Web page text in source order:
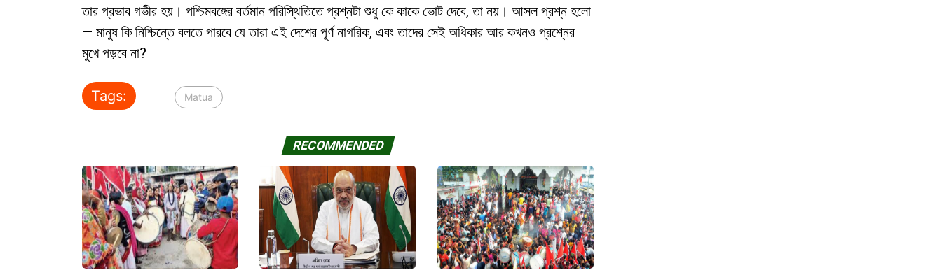
তার প্রভাব গভীর হয়। পশ্চিমবঙ্গের বর্তমান পরিস্থিতিতে প্রশ্নটা শুধু কে কাকে ভোট দেবে, তা নয়। আসল প্রশ্ন হলো
— মানুষ কি নিশ্চিন্তে বলতে পারবে যে তারা এই দেশের পূর্ণ নাগরিক, এবং তাদের সেই অধিকার আর কখনও প্রশ্নের
মুখে পড়বে না?
Tags: Matua
RECOMMENDED